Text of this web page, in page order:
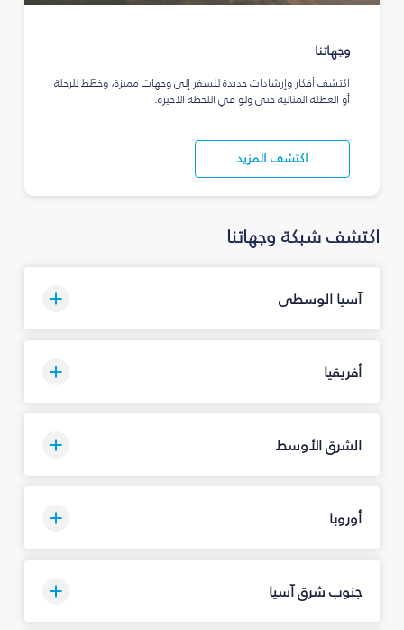
وجهاتنا
اكتشف أفكار وإرشادات جديدة للسفر إلى وجهات مميزة، وخطّط للرحلة
أو العطلة المثالية حتى ولو في اللحظة الأخيرة.
اكتشف المزيد
اكتشف شبكة وجهاتنا
آسيا الوسطى
أفريقيا
الشرق الأوسط
أوروبا
جنوب شرق آسيا